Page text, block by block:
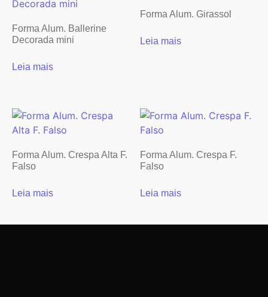
Forma Alum. Ballerine
Decorada mini
Leia mais
Forma Alum. Girassol
Leia mais
Forma Alum. Crespa Alta F.
Falso
Leia mais
Forma Alum. Crespa F.
Falso
Leia mais